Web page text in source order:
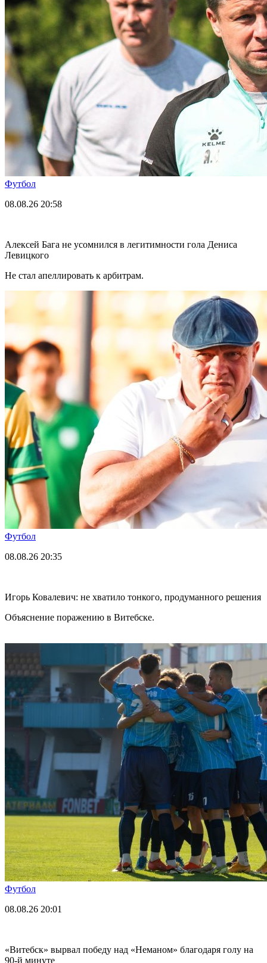
Футбол
08.08.26 20:58
Алексей Бага не усомнился в легитимности гола Дениса
Левицкого
Не стал апеллировать к арбитрам.
Футбол
08.08.26 20:35
Игорь Ковалевич: не хватило тонкого, продуманного решения
Объяснение поражению в Витебске.
Футбол
08.08.26 20:01
«Витебск» вырвал победу над «Неманом» благодаря голу на
90-й минуте